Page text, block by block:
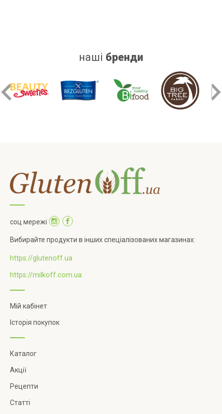
наші бренди
соц мережі
Вибирайте продукти в інших спеціалізованих магазинах:
https://glutenoff.ua
https://milkoff.com.ua
Мій кабінет
Історія покупок
Каталог
Акції
Рецепти
Статті